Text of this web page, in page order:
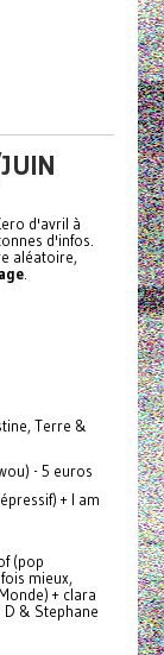
d'avril à
d'infos.
aléatoire,
.
Terre &
- 5 euros
+ I am
(pop
mieux,
+ clara
D & Stephane